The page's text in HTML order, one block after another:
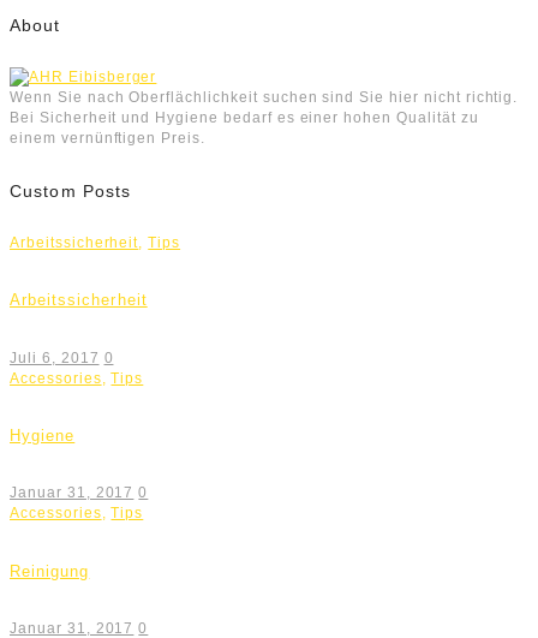
About
Wenn Sie nach Oberflächlichkeit suchen sind Sie hier nicht richtig.
Bei Sicherheit und Hygiene bedarf es einer hohen Qualität zu
einem vernünftigen Preis.
Custom Posts
Arbeitssicherheit,Tips
Arbeitssicherheit
Juli 6, 2017 0
Accessories ,Tips
Hygiene
Januar 31, 2017 0
Accessories,Tips
Reinigung
Januar 31, 2017 0